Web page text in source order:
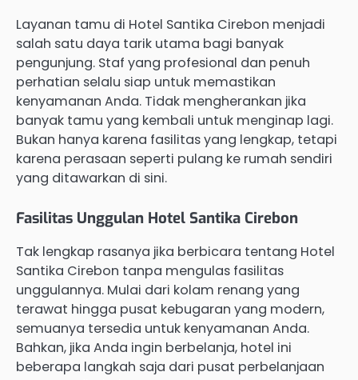
Layanan tamu di Hotel Santika Cirebon menjadi
salah satu daya tarik utama bagi banyak
pengunjung. Staf yang profesional dan penuh
perhatian selalu siap untuk memastikan
kenyamanan Anda. Tidak mengherankan jika
banyak tamu yang kembali untuk menginap lagi.
Bukan hanya karena fasilitas yang lengkap, tetapi
karena perasaan seperti pulang ke rumah sendiri
yang ditawarkan di sini.
Fasilitas Unggulan Hotel Santika Cirebon
Tak lengkap rasanya jika berbicara tentang Hotel
Santika Cirebon tanpa mengulas fasilitas
unggulannya. Mulai dari kolam renang yang
terawat hingga pusat kebugaran yang modern,
semuanya tersedia untuk kenyamanan Anda.
Bahkan, jika Anda ingin berbelanja, hotel ini
beberapa langkah saja dari pusat perbelanjaan